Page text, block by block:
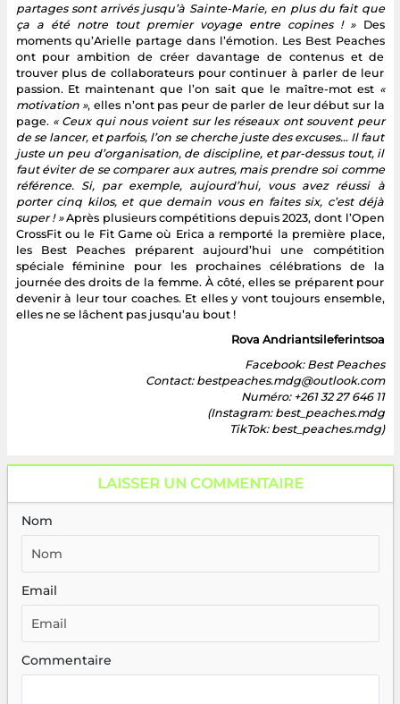
partages sont arrivés jusqu’à Sainte-Marie, en plus du fait que
ça a été notre tout premier voyage entre copines ! » Des
moments qu’Arielle partage dans l’émotion. Les Best Peaches
ont pour ambition de créer davantage de contenus et de
trouver plus de collaborateurs pour continuer à parler de leur
passion. Et maintenant que l’on sait que le maître-mot est «
motivation », elles n’ont pas peur de parler de leur début sur la
page. « Ceux qui nous voient sur les réseaux ont souvent peur
de se lancer, et parfois, l’on se cherche juste des excuses… Il faut
juste un peu d’organisation, de discipline, et par-dessus tout, il
faut éviter de se comparer aux autres, mais prendre soi comme
référence. Si, par exemple, aujourd’hui, vous avez réussi à
porter cinq kilos, et que demain vous en faites six, c’est déjà
super ! »Après plusieurs compétitions depuis 2023, dont l’Open
CrossFit ou le Fit Game où Erica a remporté la première place,
les Best Peaches préparent aujourd’hui une compétition
spéciale féminine pour les prochaines célébrations de la
journée des droits de la femme. À côté, elles se préparent pour
devenir à leur tour coaches. Et elles y vont toujours ensemble,
elles ne se lâchent pas jusqu’au bout !
Rova Andriantsileferintsoa
Facebook: Best Peaches
Contact: bestpeaches.mdg@outlook.com
Numéro: +261 32 27 646 11
(Instagram: best_peaches.mdg
TikTok: best_peaches.mdg)
LAISSER UN COMMENTAIRE
Nom
Email
Commentaire